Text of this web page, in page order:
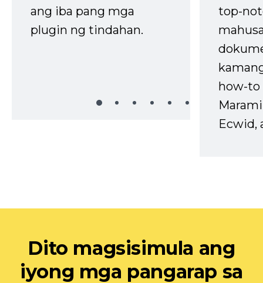
ang iba pang mga
plugin ng tindahan.
top-
how-to
Ecwid,
Dito magsisimula ang
iyong mga pangarap sa